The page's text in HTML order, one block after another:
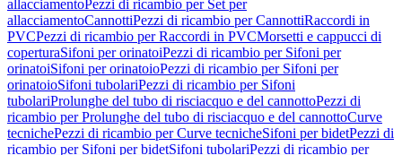
allacciamentoPezzi di ricambio per Set per
allacciamentoCannottiPezzi di ricambio per CannottiRaccordi in
PVCPezzi di ricambio per Raccordi in PVCMorsetti e cappucci di
coperturaSifoni per orinatoiPezzi di ricambio per Sifoni per
orinatoiSifoni per orinatoioPezzi di ricambio per Sifoni per
orinatoioSifoni tubolariPezzi di ricambio per Sifoni
tubolariProlunghe del tubo di risciacquo e del cannottoPezzi di
ricambio per Prolunghe del tubo di risciacquo e del cannottoCurve
tecnichePezzi di ricambio per Curve tecnicheSifoni per bidetPezzi di
ricambio per Sifoni per bidetSifoni tubolariPezzi di ricambio per